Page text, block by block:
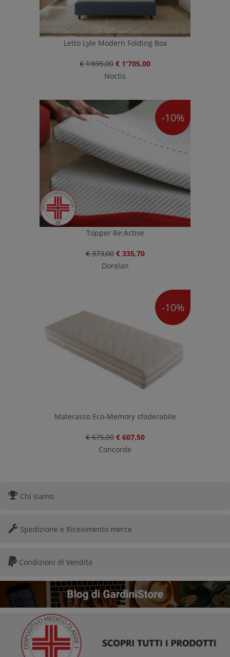
Letto Lyle Modern Folding Box
€ 1'895,00 € 1'705,00
Noctis
-10%
Topper Re:Active
€ 373,00 € 335,70
Dorelan
-10%
Materasso Eco-Memory sfoderabile
€ 675,00 € 607,50
Concorde
Chi siamo
Spedizione e Ricevimento merce
Condizioni di Vendita